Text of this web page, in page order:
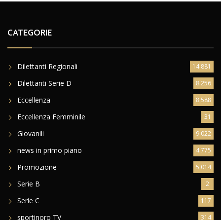
CATEGORIE
Dilettanti Regionali 14.881
Dilettanti Serie D 8.256
Eccellenza 8.588
Eccellenza Femminile 31
Giovanili 9.022
news in primo piano 4.775
Promozione 5.014
Serie B 2
Serie C 117
sportinoro TV 314